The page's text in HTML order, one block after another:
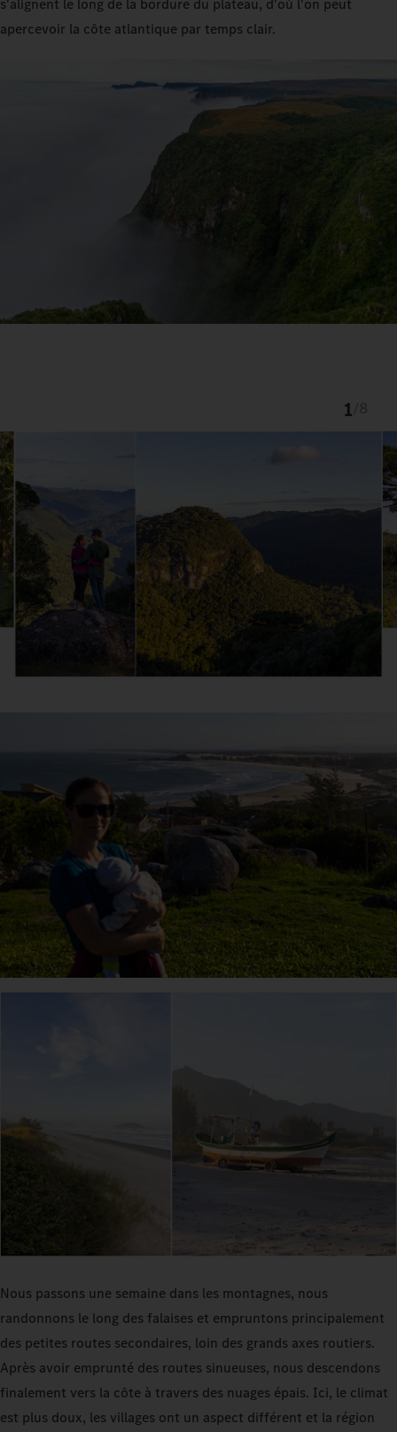
s'alignent le long de la bordure du plateau, d'où l'on peut
apercevoir la côte atlantique par temps clair.
1
Nous passons une semaine dans les montagnes, nous
randonnons le long des falaises et empruntons principalement
des petites routes secondaires, loin des grands axes routiers.
Après avoir emprunté des routes sinueuses, nous descendons
finalement vers la côte à travers des nuages épais. Ici, le climat
est plus doux, les villages ont un aspect différent et la région